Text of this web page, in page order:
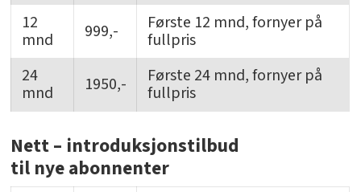
12
mnd 999,- Første 12 mnd, fornyer på
fullpris
24
mnd 1950,- Første 24 mnd, fornyer på
fullpris
Nett – introduksjonstilbud
til nye abonnenter